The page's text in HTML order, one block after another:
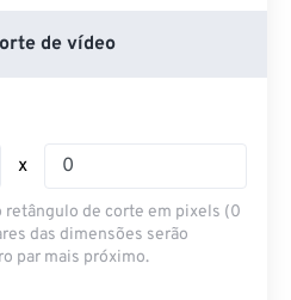
de vídeo
x
retângulo de corte em pixels (0
das dimensões serão
par mais próximo.